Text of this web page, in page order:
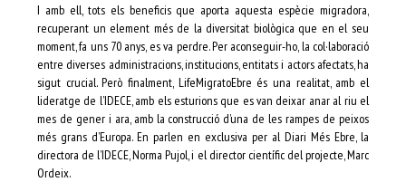
I amb ell, tots els beneficis que aporta aquesta espècie migradora,
recuperant un element més de la diversitat biològica que en el seu
moment, fa uns 70 anys, es va perdre. Per aconseguir-ho, la col·laboració
entre diverses administracions, institucions, entitats i actors afectats, ha
sigut crucial. Però finalment, LifeMigratoEbre és una realitat, amb el
lideratge de l’IDECE, amb els esturions que es van deixar anar al riu el
mes de gener i ara, amb la construcció d’una de les rampes de peixos
més grans d’Europa. En parlen en exclusiva per al Diari Més Ebre, la
directora de l’IDECE, Norma Pujol, i el director científic del projecte, Marc
Ordeix.